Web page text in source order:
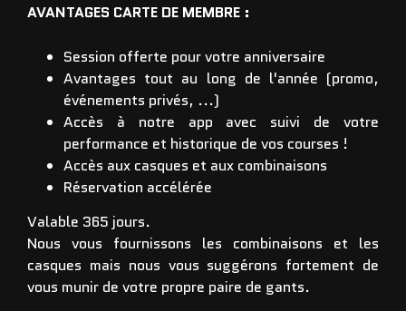
AVANTAGES CARTE DE MEMBRE :
Session offerte pour votre anniversaire
Avantages tout au long de l'année (promo,
événements privés, ...)
Accès à notre app avec suivi de votre
performance et historique de vos courses !
Accès aux casques et aux combinaisons
Réservation accélérée
Valable 365 jours.
Nous vous fournissons les combinaisons et les
casques mais nous vous suggérons fortement de
vous munir de votre propre paire de gants.